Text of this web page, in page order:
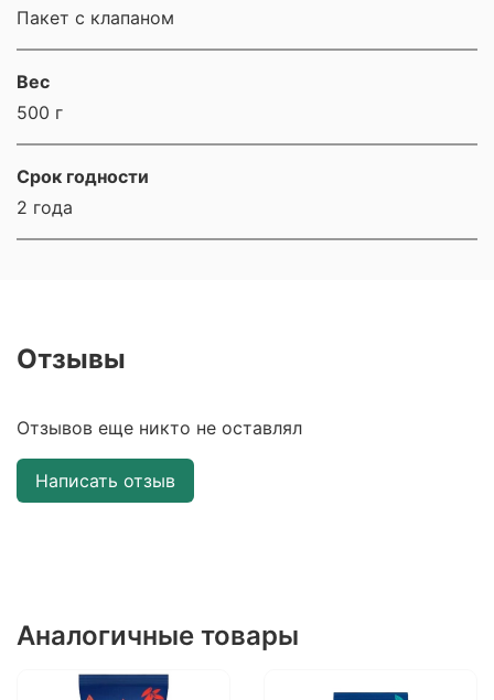
Пакет с клапаном
Вес
500 г
Срок годности
2 года
Отзывы
Отзывов еще никто не оставлял
Написать отзыв
Аналогичные товары